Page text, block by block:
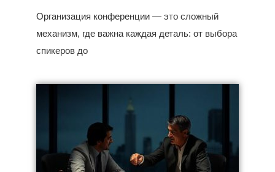
Организация конференции — это сложный
механизм, где важна каждая деталь: от выбора
спикеров до